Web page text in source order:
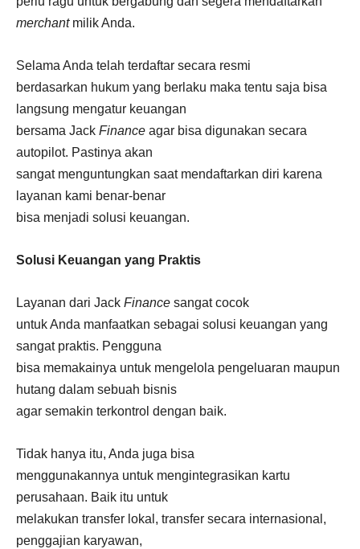
merchant milik Anda.
Selama Anda telah terdaftar secara resmi
berdasarkan hukum yang berlaku maka tentu saja bisa
langsung mengatur keuangan
bersama Jack Finance agar bisa digunakan secara
autopilot. Pastinya akan
sangat menguntungkan saat mendaftarkan diri karena
layanan kami benar-benar
bisa menjadi solusi keuangan.
Solusi Keuangan yang Praktis
Layanan dari Jack Finance sangat cocok
untuk Anda manfaatkan sebagai solusi keuangan yang
sangat praktis. Pengguna
bisa memakainya untuk mengelola pengeluaran maupun
hutang dalam sebuah bisnis
agar semakin terkontrol dengan baik.
Tidak hanya itu, Anda juga bisa
menggunakannya untuk mengintegrasikan kartu
perusahaan. Baik itu untuk
melakukan transfer lokal, transfer secara internasional,
penggajian karyawan,